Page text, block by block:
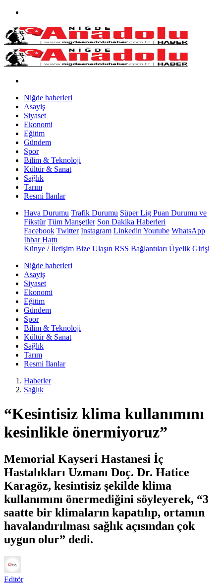
Niğde haberleri
Asayiş
Siyaset
Ekonomi
Eğitim
Gündem
Spor
Bilim & Teknoloji
Kültür & Sanat
Sağlık
Tarım
Resmi İlanlar
Hava Durumu Trafik Durumu Süper Lig Puan Durumu ve
Fikstür Tüm Manşetler Son Dakika Haberleri
Facebook Twitter Instagram Linkedin Youtube WhatsApp
İhbar Hattı
Künye / İletişim Bize Ulaşın RSS Bağlantıları Üyelik Girişi
Niğde haberleri
Asayiş
Siyaset
Ekonomi
Eğitim
Gündem
Spor
Bilim & Teknoloji
Kültür & Sanat
Sağlık
Tarım
Resmi İlanlar
Haberler
Sağlık
“Kesintisiz klima kullanımını
kesinlikle önermiyoruz”
Memorial Kayseri Hastanesi İç
Hastalıkları Uzmanı Doç. Dr. Hatice
Karagöz, kesintisiz şekilde klima
kullanımını önermediğini söyleyerek, “3
saatte bir klimaların kapatılıp, ortamın
havalandırılması sağlık açısından çok
uygun olur” dedi.
Editör